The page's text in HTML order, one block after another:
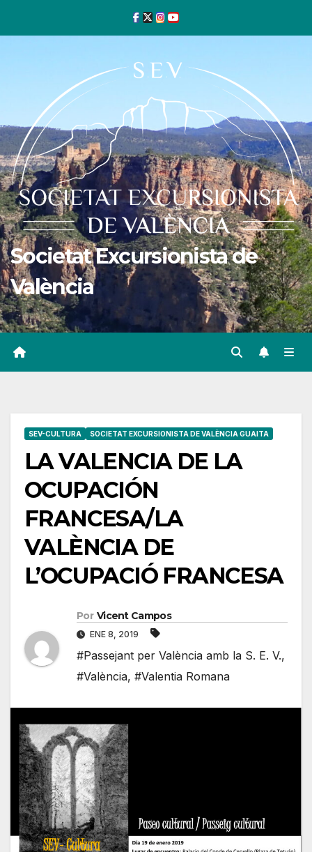
Societat Excursionista de
València
SEV-CULTURA SOCIETAT EXCURSIONISTA DE VALÈNCIA GUAITA
LA VALENCIA DE LA
OCUPACIÓN
FRANCESA/LA
VALÈNCIA DE
L’OCUPACIÓ FRANCESA
Por Vicent Campos
ENE 8, 2019
#Passejant per València amb la S. E. V.,
#València, #Valentia Romana